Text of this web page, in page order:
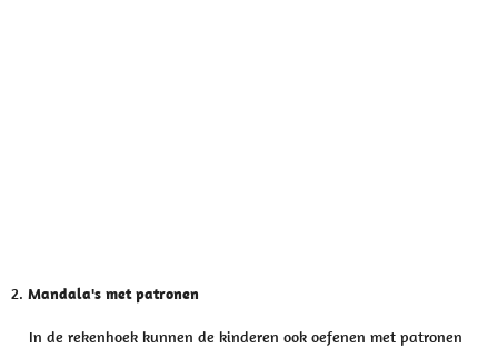
2. Mandala's met patronen
In de rekenhoek kunnen de kinderen ook oefenen met patronen